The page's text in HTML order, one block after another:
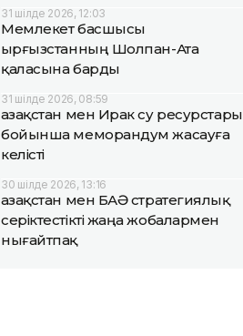
31 шілде 2026, 12:03
Мемлекет басшысы
Қырғызстанның Шолпан-Ата
қаласына барды
31 шілде 2026, 08:59
Қазақстан мен Ирак су ресурстары
бойынша меморандум жасауға
келісті
30 шілде 2026, 13:16
Қазақстан мен БАӘ стратегиялық
серіктестікті жаңа жобалармен
нығайтпақ